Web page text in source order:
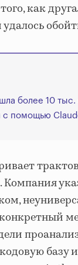
как
удалось
более 10 тыс.
с помощью
Компания
базу